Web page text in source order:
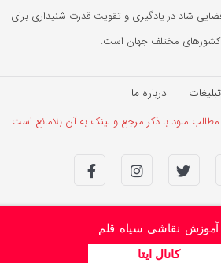
شاد در یادگیری و تقویت قدرت شنیداری برای
کشورهای مختلف جهان است.
تبلیغات درباره ما
ملود با ذکر مرجع و لینک به آن بلامانع است.
آموزش نقاشی سیاه قلم
کانال ایتا